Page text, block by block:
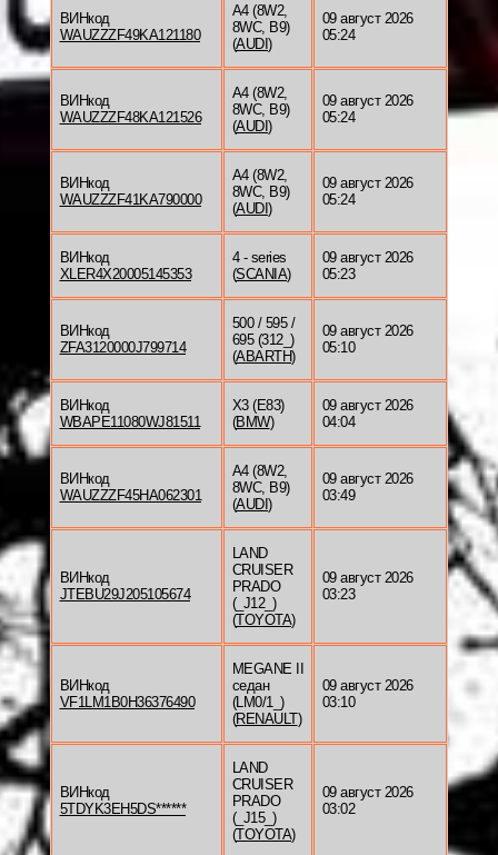
ВИНкод
WAUZZZF49KA121180
A4 (8W2,
8WC, B9)
(AUDI )
09 август 2026
05:24
ВИНкод
WAUZZZF48KA121526
A4 (8W2,
8WC, B9)
(AUDI )
09 август 2026
05:24
ВИНкод
WAUZZZF41KA790000
A4 (8W2,
8WC, B9)
(AUDI )
09 август 2026
05:24
ВИНкод
XLER4X20005145353
4 - series
(SCANIA)
09 август 2026
05:23
ВИНкод
ZFA3120000J799714
500 / 595 /
695 (312_)
(ABARTH)
09 август 2026
05:10
ВИНкод
WBAPE11080WJ81511
X3 (E83)
(BMW)
09 август 2026
04:04
ВИНкод
WAUZZZF45HA062301
A4 (8W2,
8WC, B9)
(AUDI )
09 август 2026
03:49
ВИНкод
JTEBU29J205105674
LAND
CRUISER
PRADO
(_J12_)
(TOYOTA)
09 август 2026
03:23
ВИНкод
VF1LM1B0H36376490
MEGANE II
седан
(LM0/1_)
(RENAULT)
09 август 2026
03:10
ВИНкод
5TDYK3EH5DS******
LAND
CRUISER
PRADO
(_J15_)
(TOYOTA)
09 август 2026
03:02